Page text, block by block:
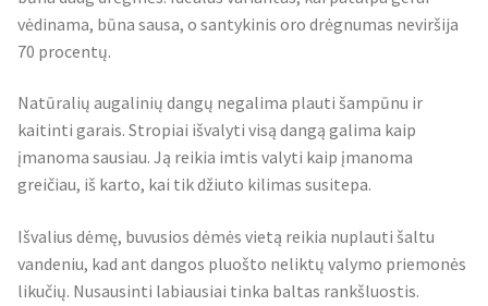
vėdinama, būna sausa, o santykinis oro drėgnumas neviršija
70 procentų.
Natūralių augalinių dangų negalima plauti šampūnu ir
kaitinti garais. Stropiai išvalyti visą dangą galima kaip
įmanoma sausiau. Ją reikia imtis valyti kaip įmanoma
greičiau, iš karto, kai tik džiuto kilimas susitepa.
Išvalius dėmę, buvusios dėmės vietą reikia nuplauti šaltu
vandeniu, kad ant dangos pluošto neliktų valymo priemonės
likučių. Nusausinti labiausiai tinka baltas rankšluostis.